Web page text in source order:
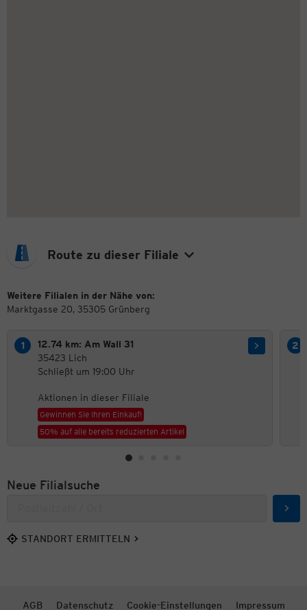
Route zu dieser Filiale
Weitere Filialen in der Nähe von:
Marktgasse 20, 35305 Grünberg
12.74 km: Am Wall 31
35423 Lich
Schließt um 19:00 Uhr
Aktionen in dieser Filiale
Gewinnen Sie Ihren Einkauf!
50% auf alle bereits reduzierten Artikel
Neue Filialsuche
STANDORT ERMITTELN
AGB Datenschutz Cookie-Einstellungen Impressum